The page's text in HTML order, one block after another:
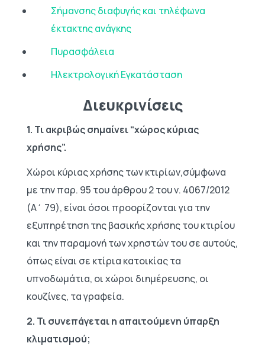
Σήμανσης διαφυγής και τηλέφωνα
έκτακτης ανάγκης
Πυρασφάλεια
Ηλεκτρολογική Εγκατάσταση
Διευκρινίσεις
1. Τι ακριβώς σημαίνει “χώρος κύριας
χρήσης”.
Χώροι κύριας χρήσης των κτιρίων,σύμφωνα
με την παρ. 95 του άρθρου 2 του ν. 4067/2012
(Α΄ 79), είναι όσοι προορίζονται για την
εξυπηρέτηση της βασικής χρήσης του κτιρίου
και την παραμονή των χρηστών του σε αυτούς,
όπως είναι σε κτίρια κατοικίας τα
υπνοδωμάτια, οι χώροι διημέρευσης, οι
κουζίνες, τα γραφεία.
2. Τι συνεπάγεται η απαιτούμενη ύπαρξη
κλιματισμού;